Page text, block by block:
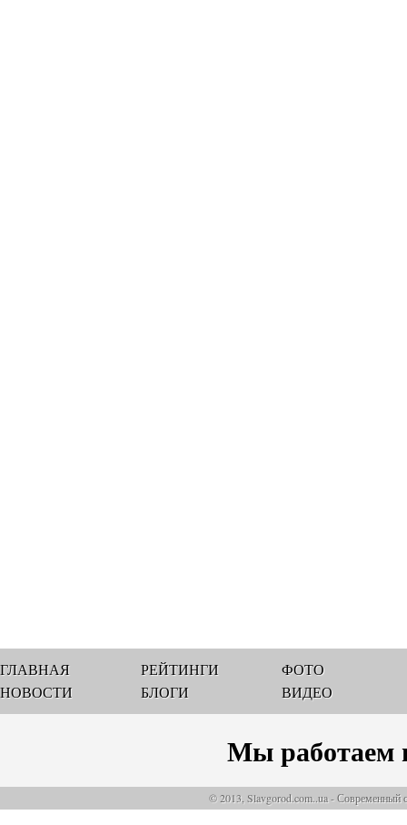
ГЛАВНАЯ
НОВОСТИ
РЕЙТИНГИ
БЛОГИ
ФОТО
ВИДЕО
Мы работаем
© 2013, Slavgorod.com..ua - Современный